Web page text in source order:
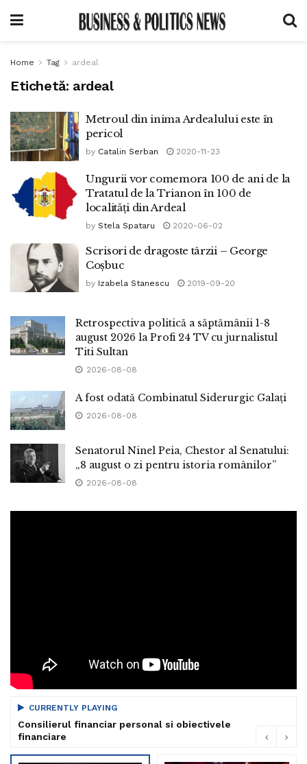
Home Tag ardeal
Etichetă: ardeal
Metroul din inima Ardealului este în
pericol
by Catalin Serban 2020-11-23
Ungurii vor comemora 100 de ani de la
Tratatul de la Trianon în 100 de
localități din Ardeal
by Stela Spataru 2020-06-02
Scrisori de dragoste târzii – George
Coșbuc
by Izabela Stanescu 2019-09-20
Retrospectiva politică a săptămânii 1-8
august 2026 la Profi 24 TV cu jurnalistul
Titi Sultan
2026-08-08
A fost odată Combinatul Siderurgic Galați
2026-08-08
Senatorul Ninel Peia, Chestor al Senatului:
„8 august o zi pentru istoria românilor”
2026-08-08
CURRENTLY PLAYING
Consilierul financiar personal si obiectivele
financiare